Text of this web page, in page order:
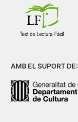
AMB EL SUPORT DE: